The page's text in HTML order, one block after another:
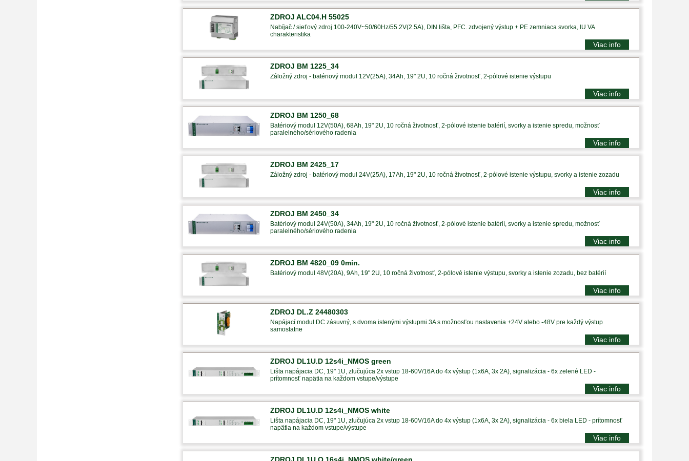
ZDROJ ALC04.H 55025
Nabíjač / sieťový zdroj 100-240V~50/60Hz/55.2V(2.5A), DIN lišta, PFC. zdvojený výstup + PE zemniaca svorka, IU VA
charakteristika
Viac info
ZDROJ BM 1225_34
Záložný zdroj - batériový modul 12V(25A), 34Ah, 19" 2U, 10 ročná životnosť, 2-pólové istenie výstupu
Viac info
ZDROJ BM 1250_68
Batériový modul 12V(50A), 68Ah, 19" 2U, 10 ročná životnosť, 2-pólové istenie batérií, svorky a istenie spredu, možnosť
paralelného/sériového radenia
Viac info
ZDROJ BM 2425_17
Záložný zdroj - batériový modul 24V(25A), 17Ah, 19" 2U, 10 ročná životnosť, 2-pólové istenie výstupu, svorky a istenie zozadu
Viac info
ZDROJ BM 2450_34
Batériový modul 24V(50A), 34Ah, 19" 2U, 10 ročná životnosť, 2-pólové istenie batérií, svorky a istenie spredu, možnosť
paralelného/sériového radenia
Viac info
ZDROJ BM 4820_09 0min.
Batériový modul 48V(20A), 9Ah, 19" 2U, 10 ročná životnosť, 2-pólové istenie výstupu, svorky a istenie zozadu, bez batérií
Viac info
ZDROJ DL.Z 24480303
Napájací modul DC zásuvný, s dvoma istenými výstupmi 3A s možnosťou nastavenia +24V alebo -48V pre každý výstup
samostatne
Viac info
ZDROJ DL1U.D 12s4i_NMOS green
Lišta napájacia DC, 19" 1U, zlučujúca 2x vstup 18-60V/16A do 4x výstup (1x6A, 3x 2A), signalizácia - 6x zelené LED -
prítomnosť napätia na každom vstupe/výstupe
Viac info
ZDROJ DL1U.D 12s4i_NMOS white
Lišta napájacia DC, 19" 1U, zlučujúca 2x vstup 18-60V/16A do 4x výstup (1x6A, 3x 2A), signalizácia - 6x biela LED - prítomnosť
napätia na každom vstupe/výstupe
Viac info